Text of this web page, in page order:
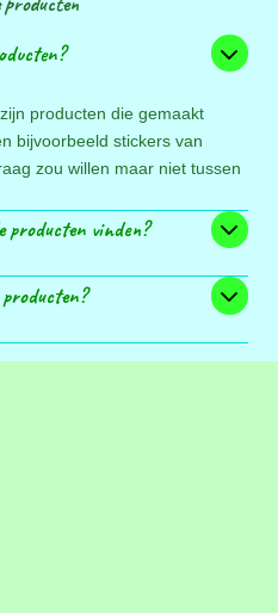
producten die gemaakt
bijvoorbeeld stickers van
zou willen maar niet tussen
producten vinden?